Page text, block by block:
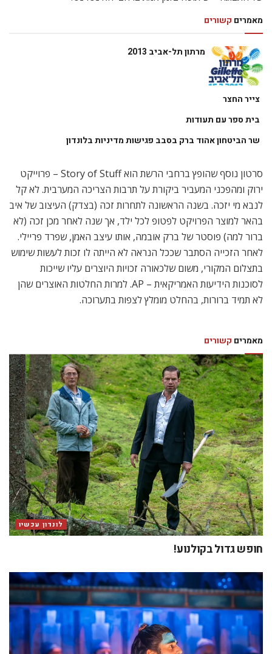
מאמרים קשורים
מרתון תל-אביב 2013
צייר החצר
בית ספר עם תעודות
שר הביטחון אהוד ברק בסבב פגישות מדיניות בלונדון
סרטון נוסף שהופץ ברחבי הרשת הוא Story of Stuff – פרוייקט
ירוק ומהפכני המעביר ביקורת על תרבות הצריכה המערבית. לא קל
לנבא מי יזכה. בשנה הראשונה לתחרות זכה (בצדק) העיצוב של איב
בהאר למוצר הפרויקט לפטופ לכל ילד, אך שנה לאחר מכן זכה (לא
ברור למה) פוסטר של ברק אובמה, אותו עיצב האמן, שפרד פריילי.
לאחר הזכייה הסתבר שככל הנראה לא הייתה לו זכות לעשות שימוש
בתצלום המקורי, משום שלכאורה זכויות היוצרים עליו שייכות
לסוכנות הידיעות האמריקאית – AP. למרות החלטות האוצרים שהן
לא תמיד ברורות, בהחלט מומלץ לצפות בתערוכה.
מאמרים קשורים
לונדון עכשיו
חופש גדול בקולנוע!